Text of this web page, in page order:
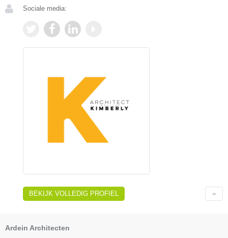
Sociale media:
BEKIJK VOLLEDIG PROFIEL
Ardein Architecten